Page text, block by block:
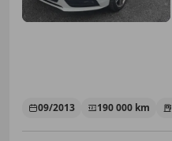
09/2013 190 000 km